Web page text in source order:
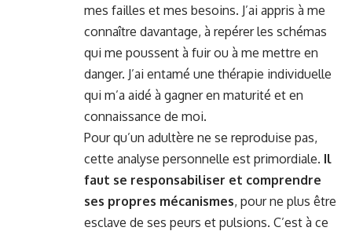
mes failles et mes besoins. J’ai appris à me
connaître davantage, à repérer les schémas
qui me poussent à fuir ou à me mettre en
danger. J’ai entamé une thérapie individuelle
qui m’a aidé à gagner en maturité et en
connaissance de moi.
Pour qu’un adultère ne se reproduise pas,
cette analyse personnelle est primordiale. Il
faut se responsabiliser et comprendre
ses propres mécanismes, pour ne plus être
esclave de ses peurs et pulsions. C’est à ce